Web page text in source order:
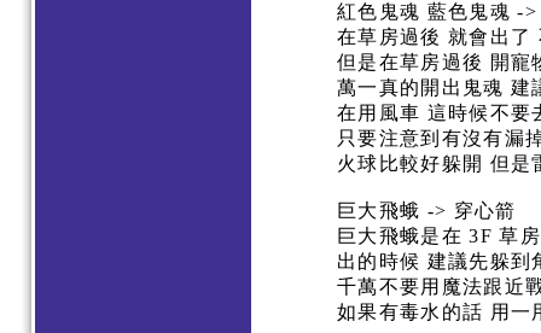
紅色鬼魂 藍色鬼魂 -
在草房過後 就會出
但是在草房過後 開
萬一真的開出鬼魂
在用風車 這時候不
只要注意到有沒有漏
火球比較好躲開 但
巨大飛蛾 -> 穿心箭
巨大飛蛾是在 3F 草
出的時候 建議先躲
千萬不要用魔法跟近
如果有毒水的話 用